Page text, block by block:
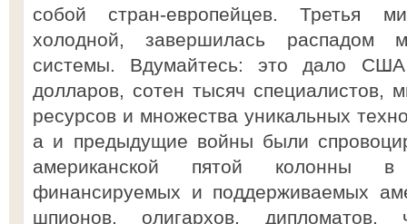
собой стран-европейцев. Третья
холодной, завершилась распадом
системы. Вдумайтесь: это дало
долларов, сотен тысяч специалистов,
ресурсов и множества уникальных
а и предыдущие войны были
американской пятой колонны в
финансируемых и поддерживаемых
шпионов, олигархов, дипломатов,